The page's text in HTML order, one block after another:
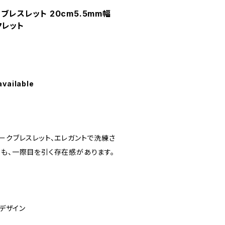
レスレット 20cm5.5mm幅
ット
ブレスレット、エレガントで洗練さ
、一際目を引く存在感があります。
ザイン